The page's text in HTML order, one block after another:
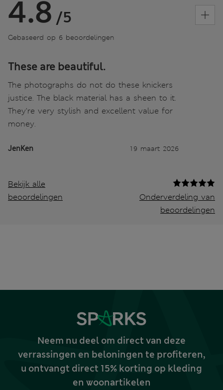
4.8 /5
Gebaseerd op 6 beoordelingen
These are beautiful.
The photographs do not do these knickers
justice. The black material has a sheen to it.
They're very stylish and excellent value for
money.
JenKen 19 maart 2026
Bekijk alle
beoordelingen
Onderverdeling van
beoordelingen
Neem nu deel om direct van deze
verrassingen en beloningen te profiteren,
u ontvangt direct 15% korting op kleding
en woonartikelen